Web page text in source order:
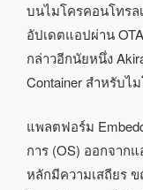
บนไมโครคอนโทรล
อัปเดตแอปผ่าน
กล่าวอีกนัยหนึ่ง
Container สำหรับไ
แพลตฟอร์ม
การ (OS) ออกจาก
หลักมีความเสถียร